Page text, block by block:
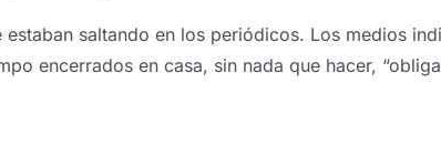
saltando en los periódicos. Los medios
encerrados en casa, sin nada que hacer,